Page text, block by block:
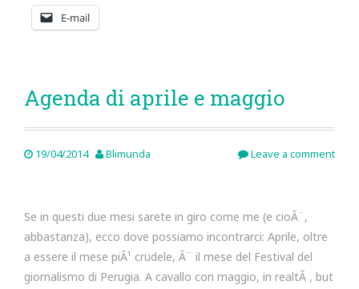
E-mail
Agenda di aprile e maggio
19/04/2014 Blimunda Leave a comment
Se in questi due mesi sarete in giro come me (e cioÃ¨,
abbastanza), ecco dove possiamo incontrarci: Aprile, oltre
a essere il mese piÃ¹ crudele, Ã¨ il mese del Festival del
giornalismo di Perugia. A cavallo con maggio, in realtÃ , but